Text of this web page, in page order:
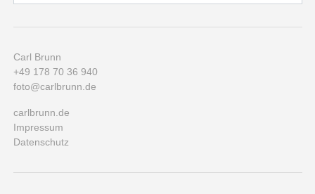
Carl Brunn
+49 178 70 36 940
foto@carlbrunn.de
carlbrunn.de
Impressum
Datenschutz